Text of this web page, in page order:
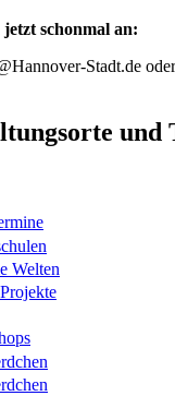
schonmal an:
Stadt.de
und
Welten